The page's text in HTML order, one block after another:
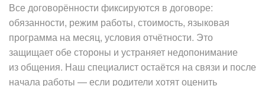
Все договорённости фиксируются в договоре:
обязанности, режим работы, стоимость, языковая
программа на месяц, условия отчётности. Это
защищает обе стороны и устраняет недопонимание
из общения. Наш специалист остаётся на связи и после
начала работы — если родители хотят оценить